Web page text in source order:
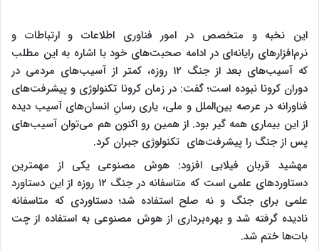
این نخبه و متخصص در امور فناوری اطلاعات و ارتباطات و
نرم‌افزارهای رایانه‌ای در ادامه صحبت‌های خود با اشاره به این مطلب
که آسیب‌های بعد از جنگ ۱۲ روزه، کمتر از آسیب‌های مردمی در
دوران کرونا نبوده است؛ گفت: در زمان کرونا تکنولوژی و پیشرفت‌های
فناورانه در عرصه بین‌الملل و ملی، یاری رسانِ انسان‌های آسیب دیده
از این بیماری همه گیر بود. از همین رو اکنون هم می‌توان آسیب‌های
پس از جنگ را پیشرفت‌های تکنولوژی جبران کرد.
مهشید قربان فیلابی افزود: هوش مصنوعی یکی از مهمترین
دستاوردهای علمی است که متاسفانه در جنگ ۱۲ روزه از این دستاورد
علمی برای جنگ و نه صلح استفاده شد؛ دستاوردی که متاسفانه
نادیده گرفته شد و بهره‌برداری از هوش مصنوعی به استفاده از چت
بات‌ها ختم شد.